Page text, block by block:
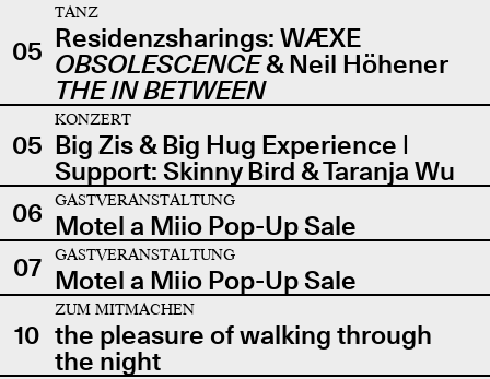
05
TANZ
Residenzsharings: WÆXE
OBSOLESCENCE& Neil Höhener
THE IN BETWEEN
05
KONZERT
Big Zis & Big Hug Experience |
Support: Skinny Bird & Taranja Wu
06
GASTVERANSTALTUNG
Motel a Miio Pop-Up Sale
07
GASTVERANSTALTUNG
Motel a Miio Pop-Up Sale
10
ZUM MITMACHEN
the pleasure of walking through
the night